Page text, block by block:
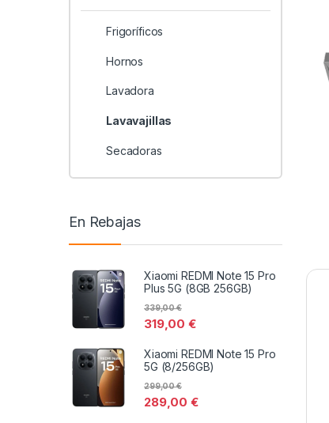
Frigoríficos
Hornos
Lavadora
Lavavajillas
Secadoras
En Rebajas
Xiaomi REDMI Note 15 Pro
Plus 5G (8GB 256GB)
319,00€
339,00€
Xiaomi REDMI Note 15 Pro
5G (8/256GB)
289,00€
299,00€